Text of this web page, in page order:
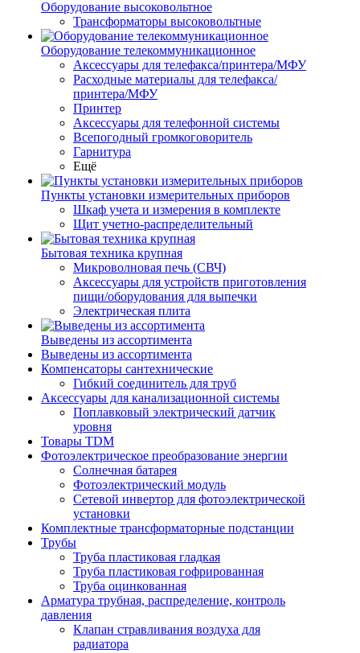
Оборудование высоковольтное
Трансформаторы высоковольтные
Оборудование телекоммуникационное
Аксессуары для телефакса/принтера/МФУ
Расходные материалы для телефакса/
принтера/МФУ
Принтер
Аксессуары для телефонной системы
Всепогодный громкоговоритель
Гарнитура
Ещё
Пункты установки измерительных приборов
Шкаф учета и измерения в комплекте
Щит учетно-распределительный
Бытовая техника крупная
Микроволновая печь (СВЧ)
Аксессуары для устройств приготовления
пищи/оборудования для выпечки
Электрическая плита
Выведены из ассортимента
Выведены из ассортимента
Компенсаторы сантехнические
Гибкий соединитель для труб
Аксессуары для канализационной системы
Поплавковый электрический датчик
уровня
Товары TDM
Фотоэлектрическое преобразование энергии
Солнечная батарея
Фотоэлектрический модуль
Сетевой инвертор для фотоэлектрической
установки
Комплектные трансформаторные подстанции
Трубы
Труба пластиковая гладкая
Труба пластиковая гофрированная
Труба оцинкованная
Арматура трубная, распределение, контроль
давления
Клапан стравливания воздуха для
радиатора